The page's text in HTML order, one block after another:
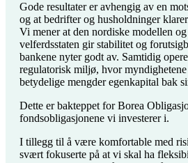
Gode resultater er avhengig av en
og at bedrifter og husholdninger
Vi mener at den nordiske modellen
velferdsstaten gir stabilitet og
bankene nyter godt av. Samtidig
regulatorisk miljø, hvor
betydelige mengder egenkapital bak
Dette er bakteppet for Borea
fondsobligasjonene vi investerer i.
I tillegg til å være komfortable med
svært fokuserte på at vi skal ha